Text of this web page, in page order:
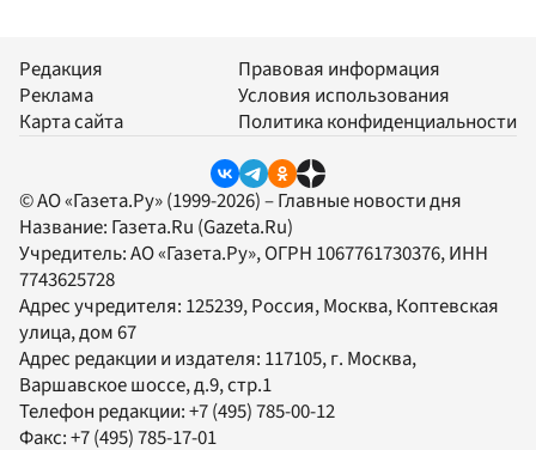
Редакция
Реклама
Карта сайта
Правовая информация
Условия использования
Политика конфиденциальности
© АО «Газета.Ру» (1999-2026) – Главные новости дня
Название: Газета.Ru (Gazeta.Ru)
Учредитель:АО «Газета.Ру», ОГРН 1067761730376, ИНН
7743625728
Адрес учредителя: 125239, Россия, Москва, Коптевская
улица, дом 67
Адрес редакции и издателя: 117105, г. Москва,
Варшавское шоссе, д.9, стр.1
Телефон редакции:+7 (495) 785-00-12
Факс:+7 (495) 785-17-01